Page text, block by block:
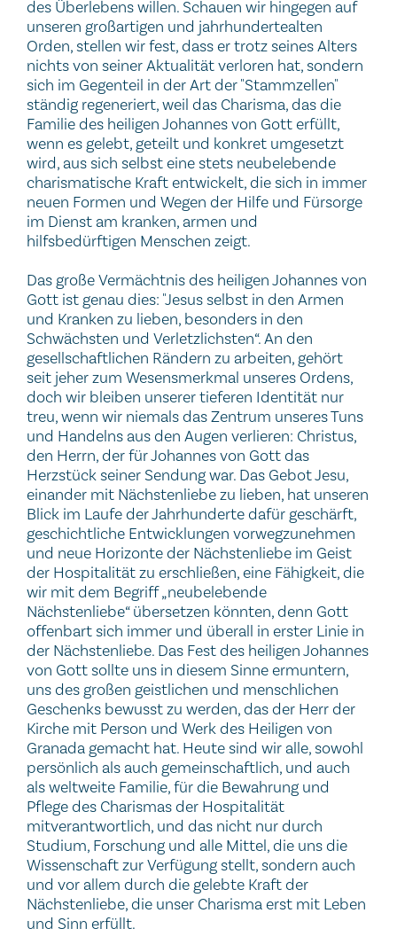
des Überlebens willen. Schauen wir hingegen auf
unseren großartigen und jahrhundertealten
Orden, stellen wir fest, dass er trotz seines Alters
nichts von seiner Aktualität verloren hat, sondern
sich im Gegenteil in der Art der "Stammzellen"
ständig regeneriert, weil das Charisma, das die
Familie des heiligen Johannes von Gott erfüllt,
wenn es gelebt, geteilt und konkret umgesetzt
wird, aus sich selbst eine stets neubelebende
charismatische Kraft entwickelt, die sich in immer
neuen Formen und Wegen der Hilfe und Fürsorge
im Dienst am kranken, armen und
hilfsbedürftigen Menschen zeigt.
Das große Vermächtnis des heiligen Johannes von
Gott ist genau dies: "Jesus selbst in den Armen
und Kranken zu lieben, besonders in den
Schwächsten und Verletzlichsten“. An den
gesellschaftlichen Rändern zu arbeiten, gehört
seit jeher zum Wesensmerkmal unseres Ordens,
doch wir bleiben unserer tieferen Identität nur
treu, wenn wir niemals das Zentrum unseres Tuns
und Handelns aus den Augen verlieren: Christus,
den Herrn, der für Johannes von Gott das
Herzstück seiner Sendung war. Das Gebot Jesu,
einander mit Nächstenliebe zu lieben, hat unseren
Blick im Laufe der Jahrhunderte dafür geschärft,
geschichtliche Entwicklungen vorwegzunehmen
und neue Horizonte der Nächstenliebe im Geist
der Hospitalität zu erschließen, eine Fähigkeit, die
wir mit dem Begriff „neubelebende
Nächstenliebe“ übersetzen könnten, denn Gott
offenbart sich immer und überall in erster Linie in
der Nächstenliebe. Das Fest des heiligen Johannes
von Gott sollte uns in diesem Sinne ermuntern,
uns des großen geistlichen und menschlichen
Geschenks bewusst zu werden, das der Herr der
Kirche mit Person und Werk des Heiligen von
Granada gemacht hat. Heute sind wir alle, sowohl
persönlich als auch gemeinschaftlich, und auch
als weltweite Familie, für die Bewahrung und
Pflege des Charismas der Hospitalität
mitverantwortlich, und das nicht nur durch
Studium, Forschung und alle Mittel, die uns die
Wissenschaft zur Verfügung stellt, sondern auch
und vor allem durch die gelebte Kraft der
Nächstenliebe, die unser Charisma erst mit Leben
und Sinn erfüllt.